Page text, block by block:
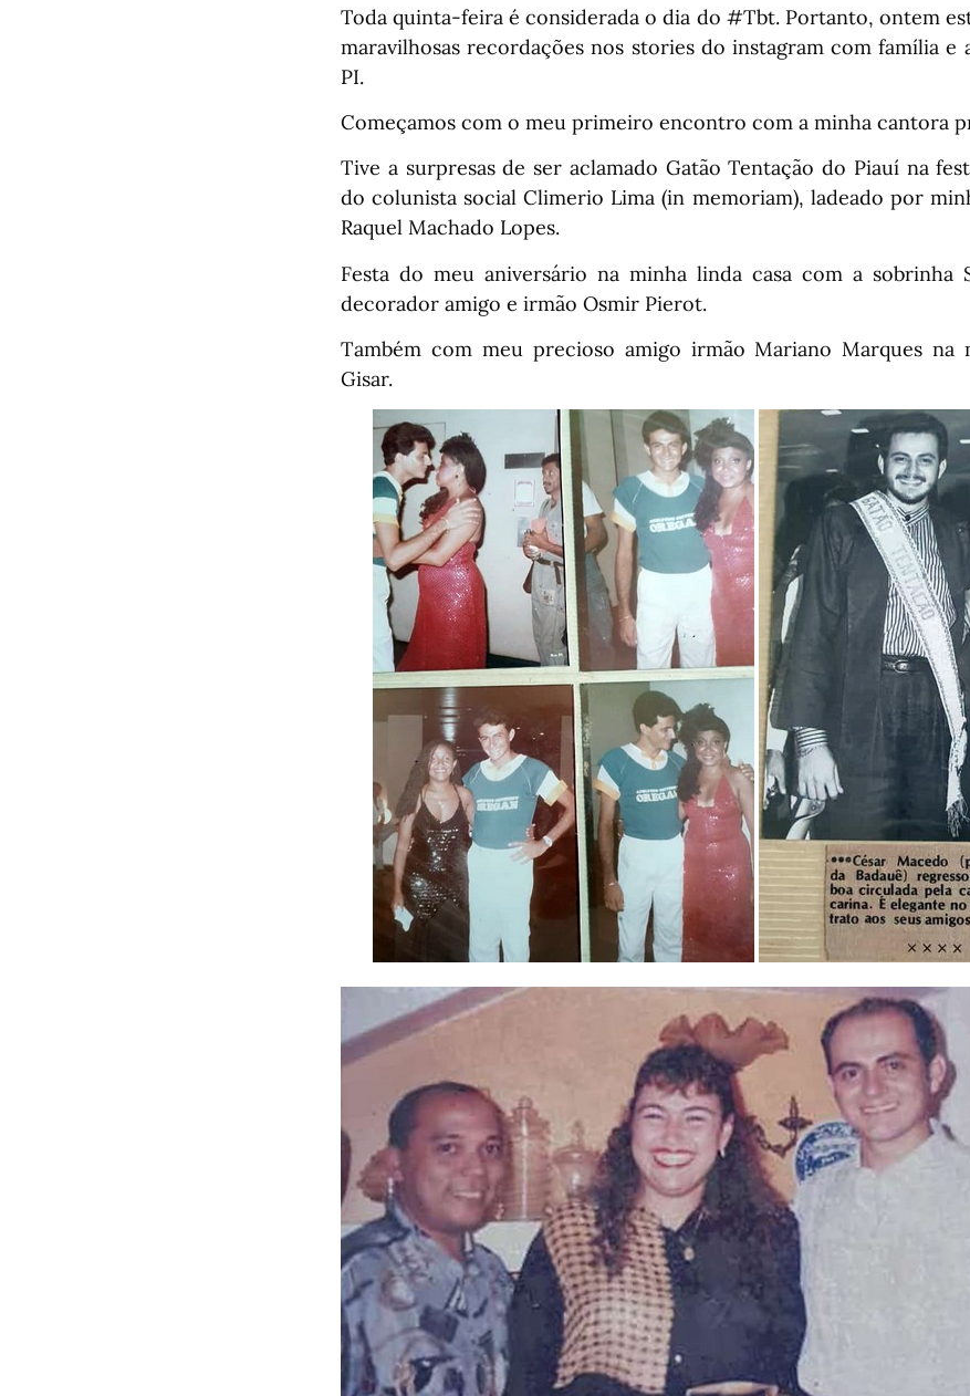
Toda quinta-feira é considerada o dia do #Tbt. Portanto, ontem
maravilhosas recordações nos stories do instagram com família e
PI.
Começamos com o meu primeiro encontro com a minha cantora
Tive a surpresas de ser aclamado Gatão Tentação do Piauí na
do colunista social Climerio Lima (in memoriam), ladeado por
Raquel Machado Lopes.
Festa do meu aniversário na minha linda casa com a sobrinha
decorador amigo e irmão Osmir Pierot.
Também com meu precioso amigo irmão Mariano Marques na
Gisar.